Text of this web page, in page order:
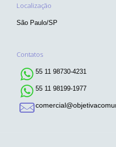
Localização
São Paulo/SP
Contatos
55 11 98730-4231
55 11 98199-1977